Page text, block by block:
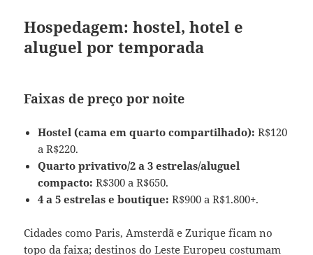
Hospedagem: hostel, hotel e
aluguel por temporada
Faixas de preço por noite
Hostel (cama em quarto compartilhado): R$120
a R$220.
Quarto privativo/2 a 3 estrelas/aluguel
compacto: R$300 a R$650.
4 a 5 estrelas e boutique: R$900 a R$1.800+.
Cidades como Paris, Amsterdã e Zurique ficam no
topo da faixa; destinos do Leste Europeu costumam